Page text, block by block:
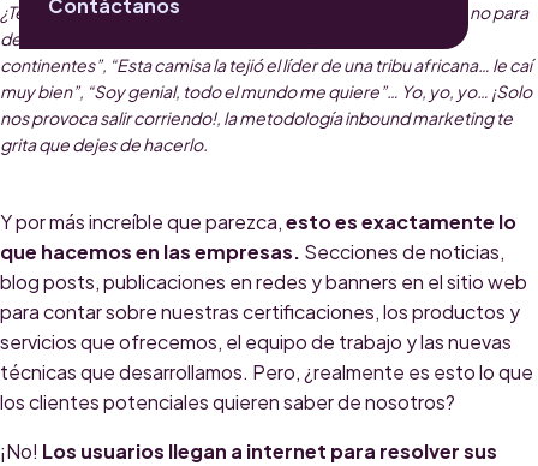
Contáctanos
¿Te ha pasado que sales en una primera cita y la otra persona no para
de hablar de ella misma? “Me encanta viajar, he estado en 4
continentes”, “Esta camisa la tejió el líder de una tribu africana… le caí
muy bien”, “Soy genial, todo el mundo me quiere”… Yo, yo, yo… ¡Solo
nos provoca salir corriendo!, la metodología inbound marketing te
grita que dejes de hacerlo.
Y por más increíble que parezca,esto es exactamente lo
que hacemos en las empresas. Secciones de noticias,
blog posts, publicaciones en redes y banners en el sitio web
para contar sobre nuestras certificaciones, los productos y
servicios que ofrecemos, el equipo de trabajo y las nuevas
técnicas que desarrollamos. Pero, ¿realmente es esto lo que
los clientes potenciales quieren saber de nosotros?
¡No! Los usuarios llegan a internet para resolver sus